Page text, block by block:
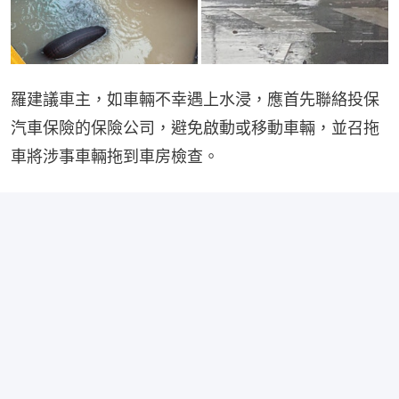
羅建議車主，如車輛不幸遇上水浸，應首先聯絡投保
汽車保險的保險公司，避免啟動或移動車輛，並召拖
車將涉事車輛拖到車房檢查。